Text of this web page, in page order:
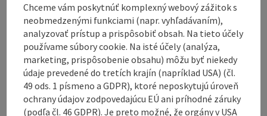
conveniently on your navigation device or
smartphone.
Demanding circular tour from Ulrichsberg through
Chceme vám poskytnúť komplexný webový zážitok s
neobmedzenými funkciami (napr. vyhľadávaním),
analyzovať prístup a prispôsobiť obsah. Na tieto účely
používame súbory cookie. Na isté účely (analýza,
marketing, prispôsobenie obsahu) môžu byť niekedy
údaje prevedené do tretích krajín (napríklad USA) (čl.
49 ods. 1 písmeno a GDPR), ktoré neposkytujú úroveň
ochrany údajov zodpovedajúcu EÚ ani príhodné záruky
(podľa čl. 46 GDPR). Je preto možné, že orgány v USA